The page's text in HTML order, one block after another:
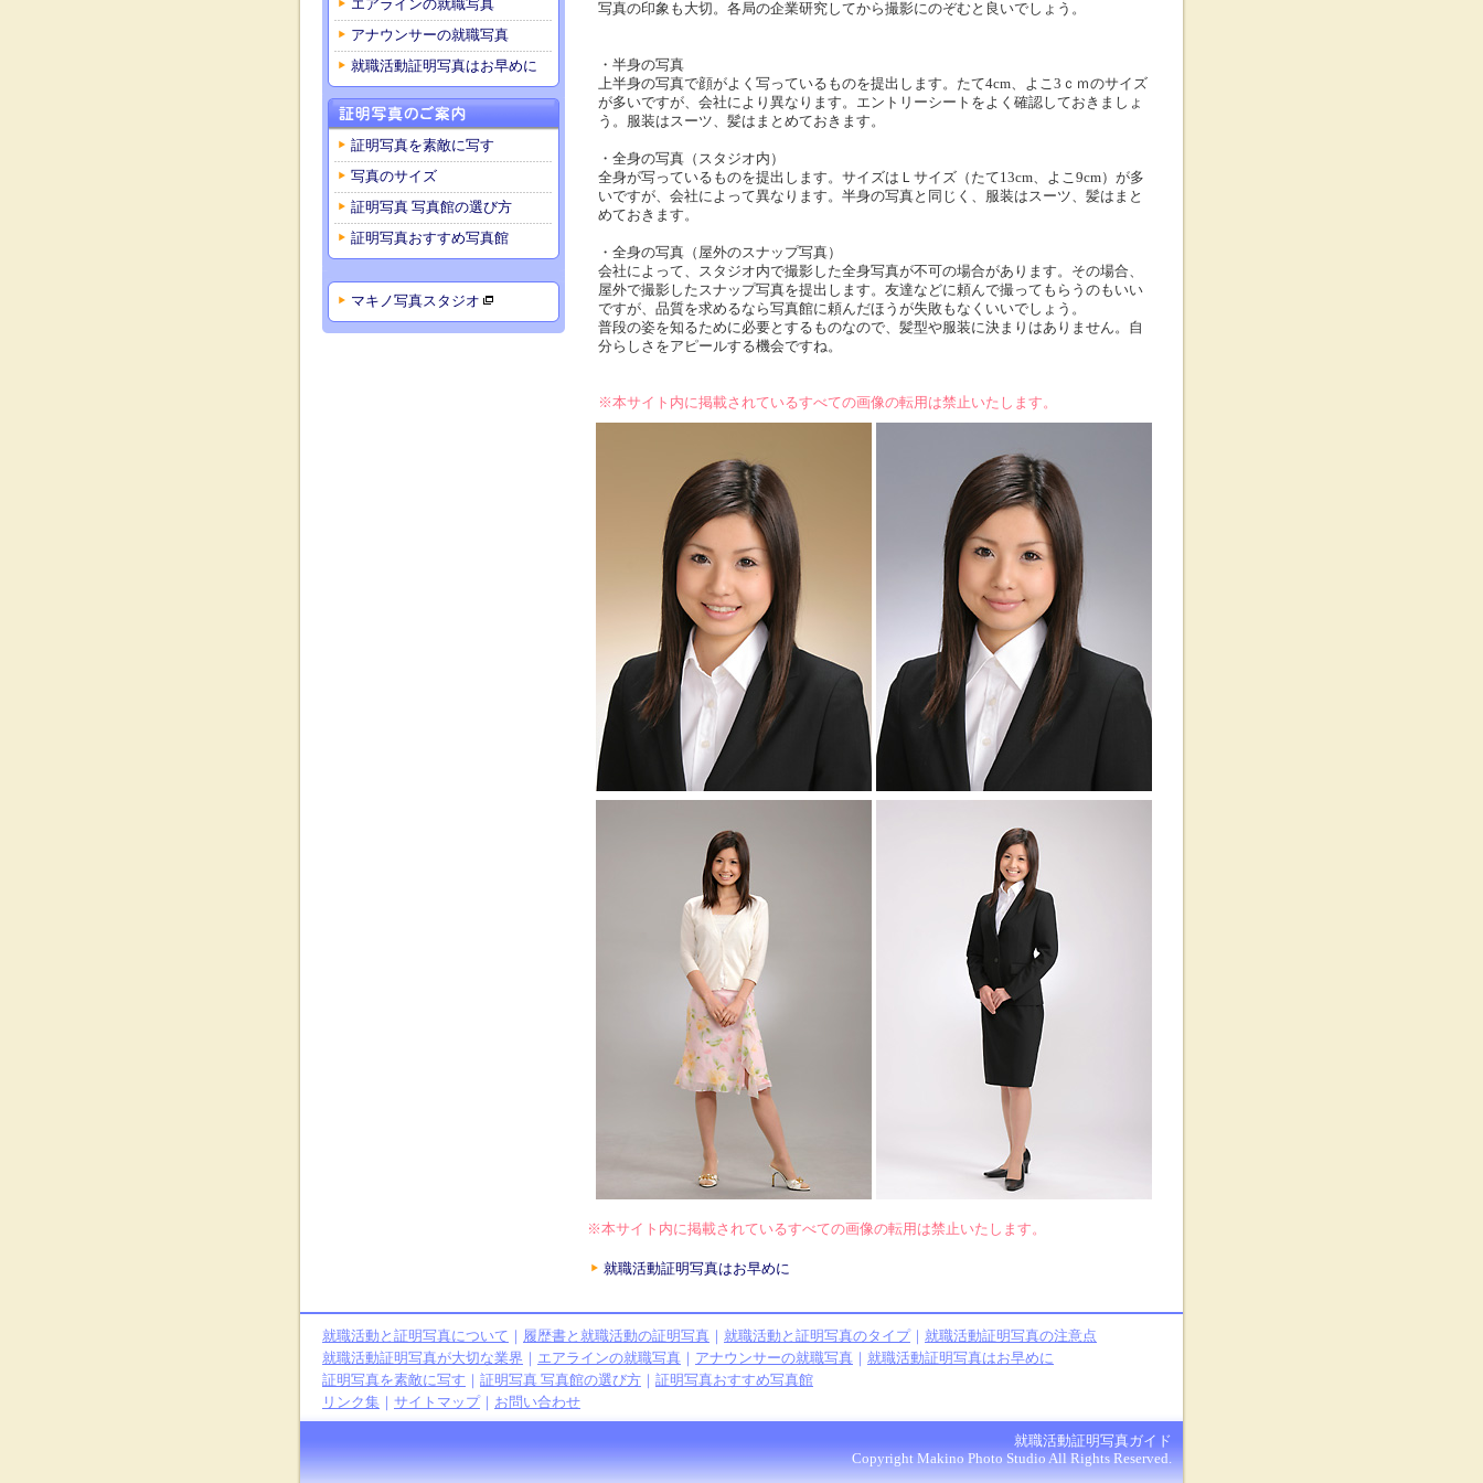
エアラインの就職写真
アナウンサーの就職写真
就職活動証明写真はお早めに
証明写真を素敵に写す
写真のサイズ
証明写真 写真館の選び方
証明写真おすすめ写真館
マキノ写真スタジオ
写真の印象も大切。各局の企業研究してから撮影にのぞむと良いでしょう。
・半身の写真
上半身の写真で顔がよく写っているものを提出します。たて4cm、よこ3ｃｍのサイズ
が多いですが、会社により異なります。エントリーシートをよく確認しておきましょ
う。服装はスーツ、髪はまとめておきます。
・全身の写真（スタジオ内）
全身が写っているものを提出します。サイズはＬサイズ（たて13cm、よこ9cm）が多
いですが、会社によって異なります。半身の写真と同じく、服装はスーツ、髪はまと
めておきます。
・全身の写真（屋外のスナップ写真）
会社によって、スタジオ内で撮影した全身写真が不可の場合があります。その場合、
屋外で撮影したスナップ写真を提出します。友達などに頼んで撮ってもらうのもいい
ですが、品質を求めるなら写真館に頼んだほうが失敗もなくいいでしょう。
普段の姿を知るために必要とするものなので、髪型や服装に決まりはありません。自
分らしさをアピールする機会ですね。
※本サイト内に掲載されているすべての画像の転用は禁止いたします。
※本サイト内に掲載されているすべての画像の転用は禁止いたします。
就職活動証明写真はお早めに
就職活動と証明写真について 履歴書と就職活動の証明写真 就職活動と証明写真のタイプ
就職活動証明写真の注意点
就職活動証明写真が大切な業界
エアラインの就職写真 アナウンサーの就職写真
就職活動証明写真はお早めに
証明写真を素敵に写す
証明写真 写真館の選び方
証明写真おすすめ写真館
リンク集
サイトマップ お問い合わせ
就職活動証明写真ガイド
Copyright Makino Photo Studio All Rights Reserved.